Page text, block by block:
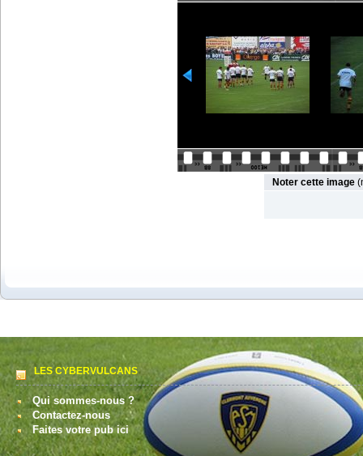
Noter cette image
LES CYBERVULCANS
Qui sommes-nous ?
Contactez-nous
Faites votre pub ici